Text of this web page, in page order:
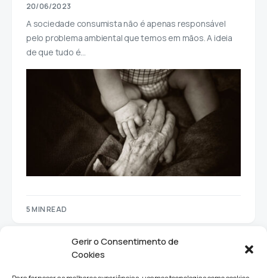
Gerir o Consentimento de
Cookies
20/06/2023
A sociedade consumista não é apenas responsável
pelo problema ambiental que temos em mãos. A ideia
de que tudo é…
5 MIN READ